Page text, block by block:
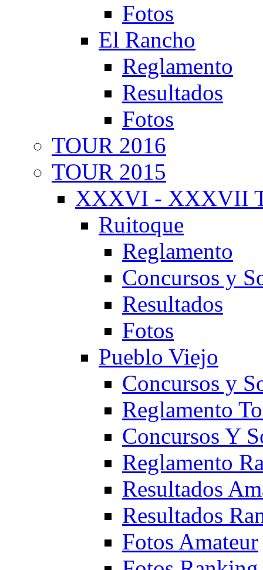
Fotos
El Rancho
Reglamento
Resultados
Fotos
TOUR 2016
TOUR 2015
XXXVI - XXXVII
Ruitoque
Reglamento
Concursos y
Resultados
Fotos
Pueblo Viejo
Concursos y
Reglamento
Concursos Y
Reglamento
Resultados
Resultados
Fotos Amateur